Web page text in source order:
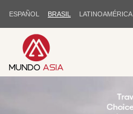
ESPAÑOL BRASIL LATINOAMÉRICA